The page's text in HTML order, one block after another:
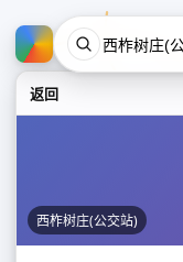
返回
西柞树庄(公交站)